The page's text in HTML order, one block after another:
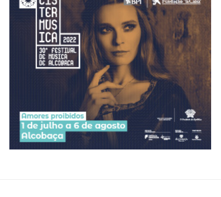
Acesso ao conteúdo online
Acesso aos conteúdos Exclusivos para
assinantes
Ofertas para assinatura anual
Escolha o plano